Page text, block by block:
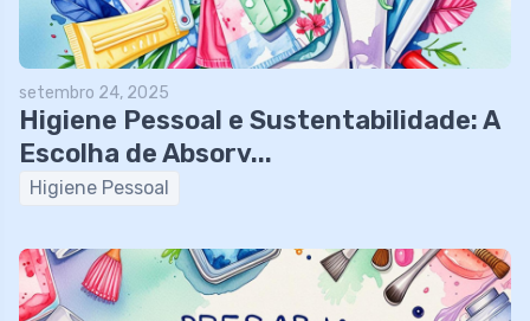
setembro 24, 2025
Higiene Pessoal e Sustentabilidade: A
Escolha de Absorv...
Higiene Pessoal